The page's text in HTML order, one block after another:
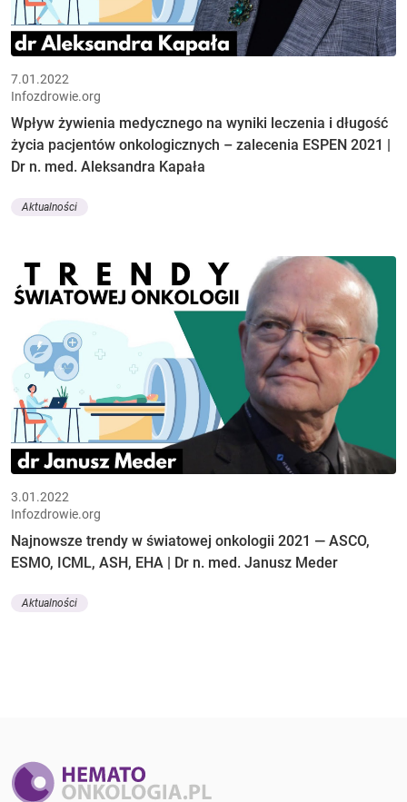
7.01.2022
Infozdrowie.org
Wpływ żywienia medycznego na wyniki leczenia i długość
życia pacjentów onkologicznych – zalecenia ESPEN 2021 |
Dr n. med. Aleksandra Kapała
Aktualności
3.01.2022
Infozdrowie.org
Najnowsze trendy w światowej onkologii 2021 — ASCO,
ESMO, ICML, ASH, EHA | Dr n. med. Janusz Meder
Aktualności